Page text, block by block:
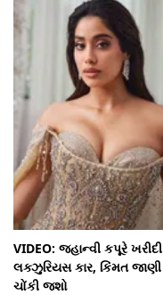
VIDEO: જ્હાન્વી કપૂરે ખરીદી
લક્ઝુરિયસ કાર, કિંમત જાણી
ચોંકી જશો